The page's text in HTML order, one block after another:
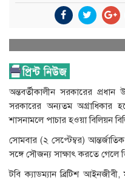
অন্তবর্তীকালীন সরকারের
সরকারের অন্যতম অগ্রাধিকার
শাসনামলে পাচার হওয়া বিলিয়ন
সোমবার (২ সেপ্টেম্বর)
সঙ্গে সৌজন্য সাক্ষাৎ করতে গেলে
টবি ক্যাডম্যান ব্রিটিশ আইনজীবী,